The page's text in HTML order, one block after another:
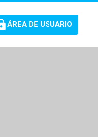
ÁREA DE USUARIO